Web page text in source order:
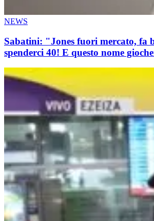
NEWS
Sabatini: "Jones fuori mercato, fa
spenderci 40! E questo nome